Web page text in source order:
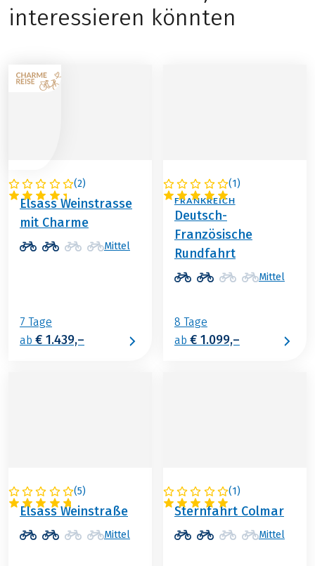
interessieren könnten
(2)
FRANKREICH
Elsass Weinstrasse
mit Charme
Mittel
7 Tage
ab € 1.439,–
(1)
DEUTSCHLAND /
FRANKREICH
Deutsch-
Französische
Rundfahrt
Mittel
8 Tage
ab € 1.099,–
(5)
FRANKREICH
Elsass Weinstraße
Mittel
(1)
FRANKREICH
Sternfahrt Colmar
Mittel